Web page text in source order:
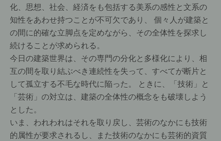
化、思想、社会、経済をも包括する美系の感性と文系の
知性をあわせ持つことが不可欠であり、 個々人が建築と
の間に的確な立脚点を定めながら、その全体性を探求し
続けることが求められる。
今日の建築世界は、その専門の分化と多様化により、相
互の間を取り結ぶべき連続性を失って、すべてが断片と
して孤立する不毛な時代に陥った。 ときに、「技術」と
「芸術」の対立は、建築の全体性の概念をも破壊しよう
とした。
いま、われわれはそれを取り戻し、芸術のなかにも技術
的属性が要求されるし、また技術のなかにも芸術的資質